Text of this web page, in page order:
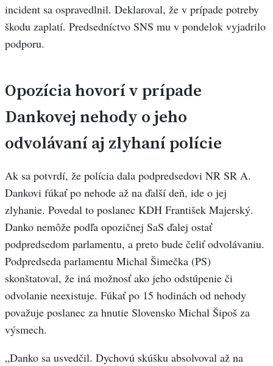
incident sa ospravedlnil. Deklaroval, že v prípade potreby
škodu zaplatí. Predsedníctvo SNS mu v pondelok vyjadrilo
podporu.
Opozícia hovorí v prípade
Dankovej nehody o jeho
odvolávaní aj zlyhaní polície
Ak sa potvrdí, že polícia dala podpredsedovi NR SR A.
Dankovi fúkať po nehode až na ďalší deň, ide o jej
zlyhanie. Povedal to poslanec KDH František Majerský.
Danko nemôže podľa opozičnej SaS ďalej ostať
podpredsedom parlamentu, a preto bude čeliť odvolávaniu.
Podpredseda parlamentu Michal Šimečka (PS)
skonštatoval, že iná možnosť ako jeho odstúpenie či
odvolanie neexistuje. Fúkať po 15 hodinách od nehody
považuje poslanec za hnutie Slovensko Michal Šipoš za
výsmech.
„Danko sa usvedčil. Dychovú skúšku absolvoval až na